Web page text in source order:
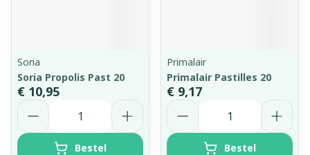
Soria
Soria Propolis Past 20
€ 10,95
Aantal
Bestel
Primalair
Primalair Pastilles 20
€ 9,17
Aantal
Bestel